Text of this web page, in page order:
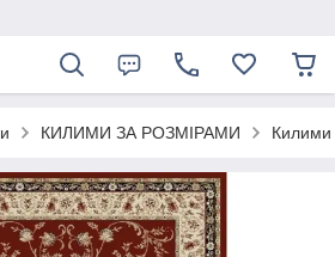
КИЛИМИ ЗА РОЗМІРАМИ Килими